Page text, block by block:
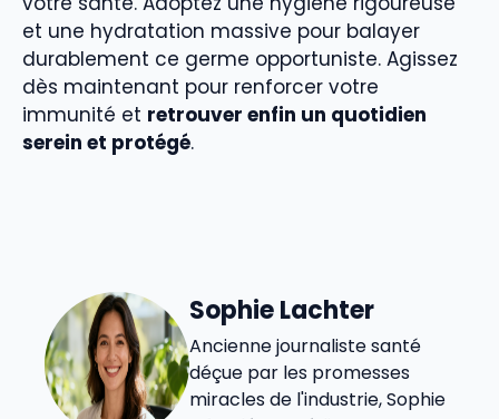
et une hydratation massive pour balayer
durablement ce germe opportuniste. Agissez
dès maintenant pour renforcer votre
immunité et retrouver enfin un quotidien
serein et protégé.
Sophie Lachter
Ancienne journaliste santé
déçue par les promesses
miracles de l'industrie, Sophie